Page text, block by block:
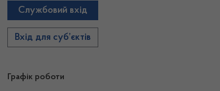
Графік роботи
Службовий вхід
Вхід для суб’єктів